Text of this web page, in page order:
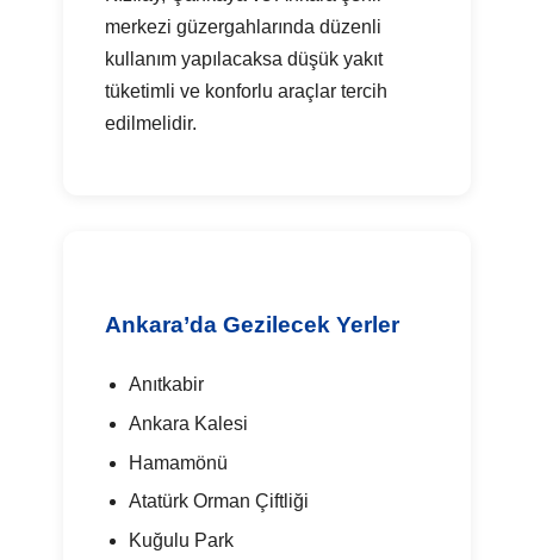
merkezi güzergahlarında düzenli
kullanım yapılacaksa düşük yakıt
tüketimli ve konforlu araçlar tercih
edilmelidir.
Ankara’da Gezilecek Yerler
Anıtkabir
Ankara Kalesi
Hamamönü
Atatürk Orman Çiftliği
Kuğulu Park